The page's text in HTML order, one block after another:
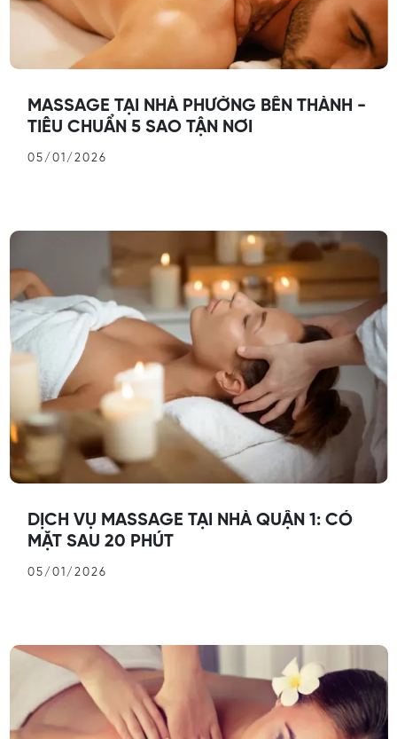
MASSAGE TẠI NHÀ PHƯỜNG BẾN THÀNH -
TIÊU CHUẨN 5 SAO TẬN NƠI
05/01/2026
DỊCH VỤ MASSAGE TẠI NHÀ QUẬN 1: CÓ
MẶT SAU 20 PHÚT
05/01/2026